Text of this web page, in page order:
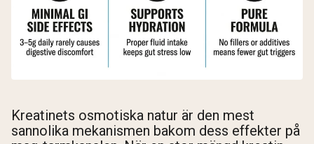
Kreatinets osmotiska natur är den mest
sannolika mekanismen bakom dess effekter på